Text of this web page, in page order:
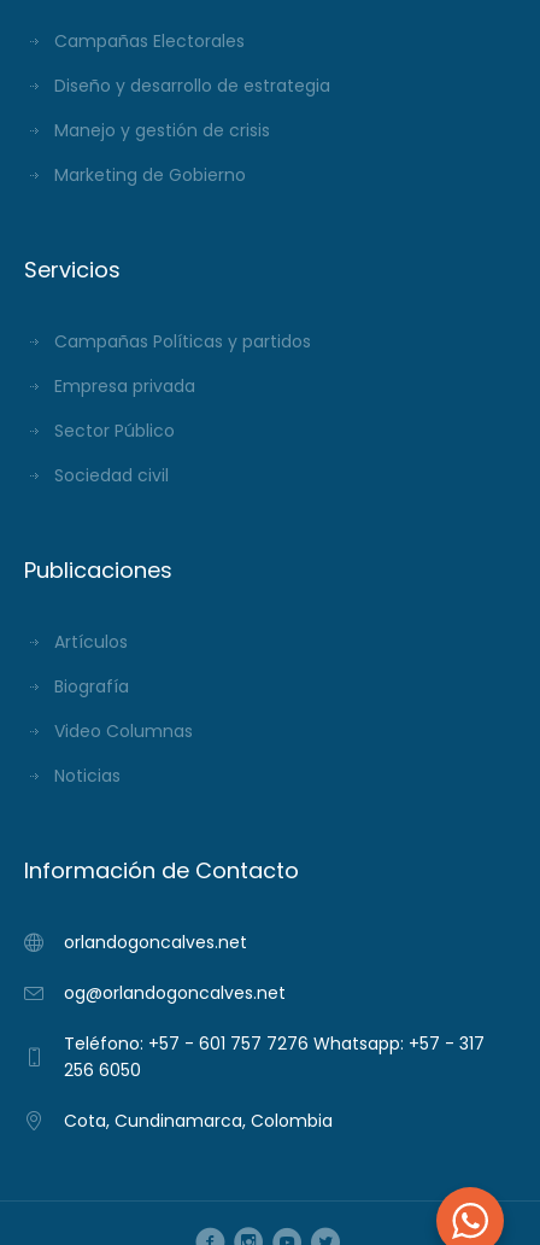
Campañas Electorales
Diseño y desarrollo de estrategia
Manejo y gestión de crisis
Marketing de Gobierno
Servicios
Campañas Políticas y partidos
Empresa privada
Sector Público
Sociedad civil
Publicaciones
Artículos
Biografía
Video Columnas
Noticias
Información de Contacto
orlandogoncalves.net
og@orlandogoncalves.net
Teléfono: +57 - 601 757 7276 Whatsapp: +57 - 317
256 6050
Cota, Cundinamarca, Colombia